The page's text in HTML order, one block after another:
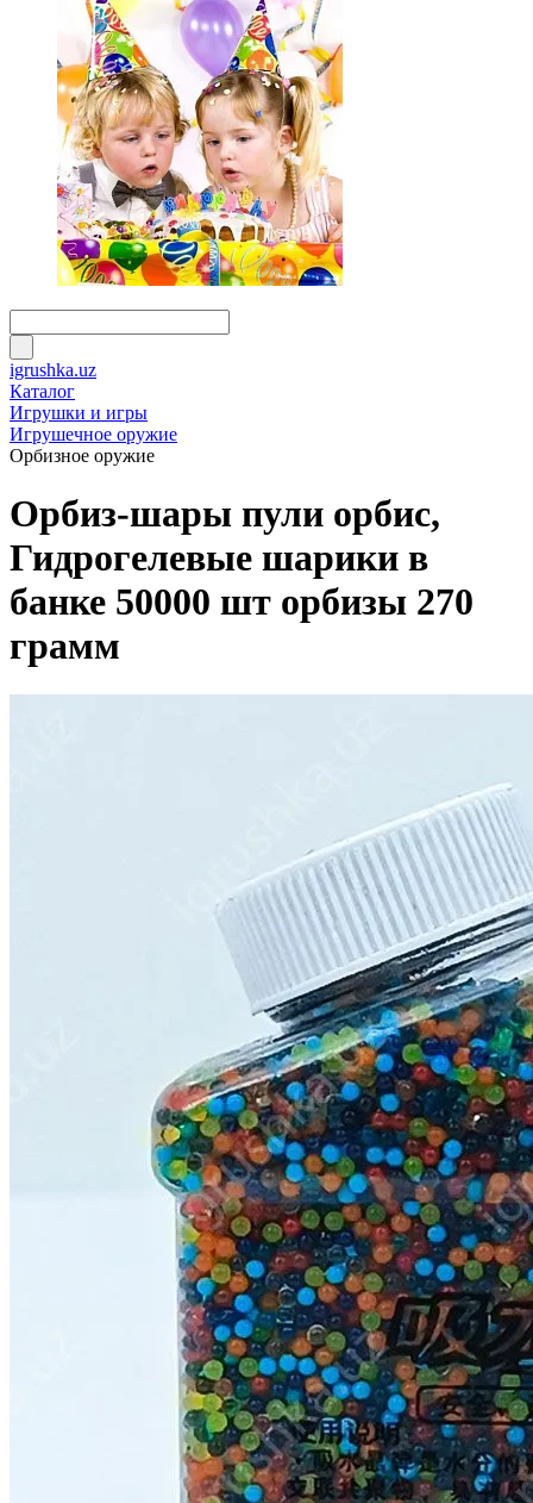
igrushka.uz
Каталог
Игрушки и игры
Игрушечное оружие
Орбизное оружие
Орбиз-шары пули орбис,
Гидрогелевые шарики в
банке 50000 шт орбизы 270
грамм